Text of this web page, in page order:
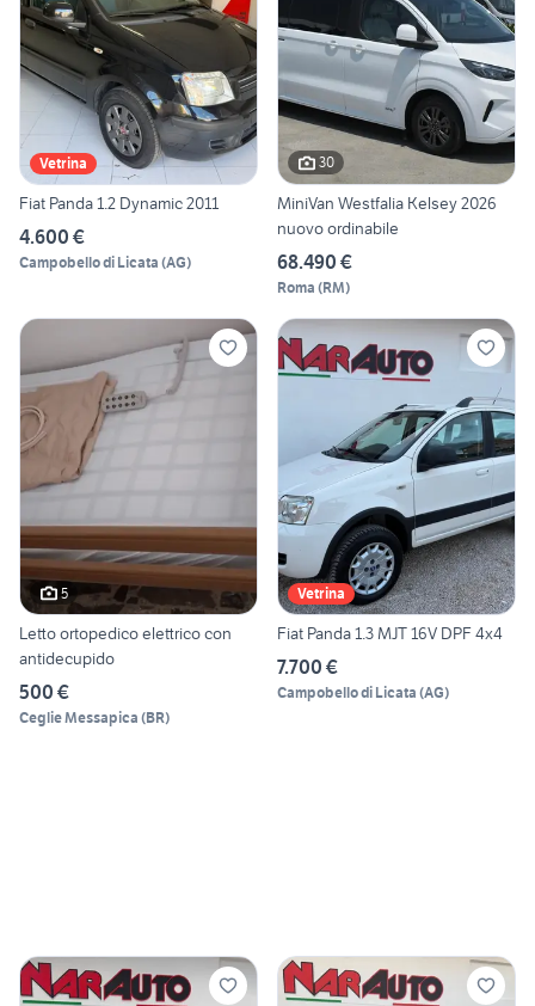
Vetrina
Fiat Panda 1.2 Dynamic 2011
4.600 €
Campobello di Licata (AG)
30
MiniVan Westfalia Kelsey 2026
nuovo ordinabile
68.490 €
Roma (RM)
5
Letto ortopedico elettrico con
antidecupido
500 €
Ceglie Messapica (BR)
Vetrina
Fiat Panda 1.3 MJT 16V DPF 4x4
7.700 €
Campobello di Licata (AG)